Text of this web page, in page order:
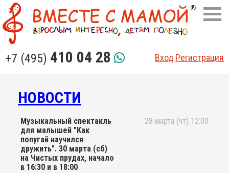
+7 (495) 410 04 28 Вход Регистрация
НОВОСТИ
Музыкальный спектакль
для малышей "Как
попугай научился
дружить". 30 марта (сб)
на Чистых прудах, начало
в 16:30 и в 18:00
28 марта (чт) 12:00